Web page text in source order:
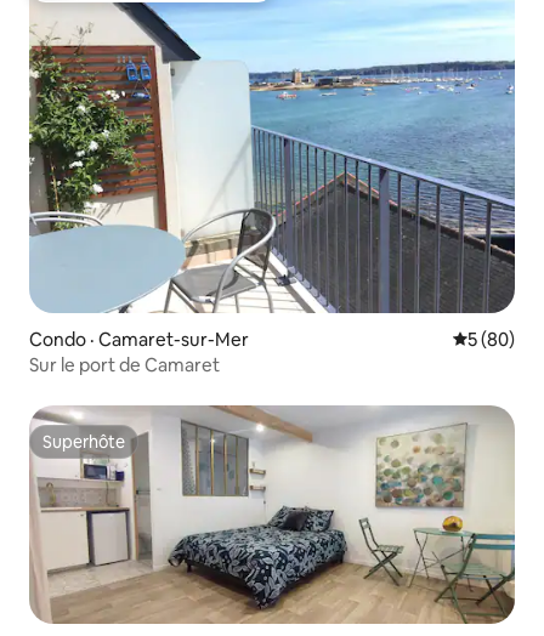
Condo · Camaret-sur-Mer Note
5 (80)
Sur le port de Camaret
Superhôte
Superhôte